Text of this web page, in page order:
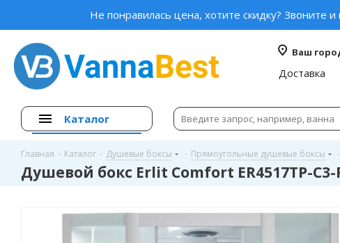
Не понравилась цена, хотите скидку?
Ваш
Доставка
Каталог
Главная - Каталог - Душевые боксы - Прямоугольные душевые боксы -
Душевой бокс Erlit Comfort ER4517TP-C3-